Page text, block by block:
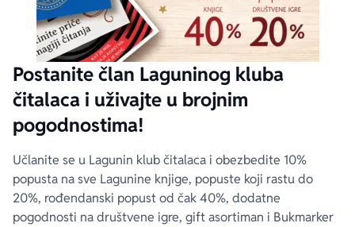
Postanite član Laguninog kluba
čitalaca i uživajte u brojnim
pogodnostima!
Učlanite se u Lagunin klub čitalaca i obezbedite 10%
popusta na sve Lagunine knjige, popuste koji rastu do
20%, rođendanski popust od čak 40%, dodatne
pogodnosti na društvene igre, gift asortiman i Bukmarker